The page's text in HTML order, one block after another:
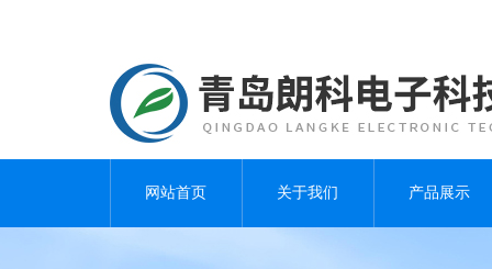
网站首页 关于我们 产品展示